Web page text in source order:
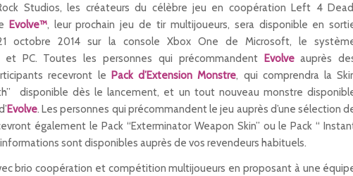
Studios, les créateurs du célèbre jeu en coopérationLeft 4 Dead
Evolve™, leur prochain jeu de tir multijoueurs, sera disponible en
octobre 2014 sur la console Xbox One de Microsoft, le
et PC. Toutes les personnes qui précommandent Evolveauprès
recevront le Pack d’Extension Monstre, qui comprendra la
disponible dès le lancement, et un tout nouveau monstre
Evolve. Les personnes qui précommandent le jeu auprès d’une sélection
également le Pack “Exterminator Weapon Skin” ou le Pack “
sont disponibles auprès de vos revendeurs habituels.
brio coopération et compétition multijoueurs en proposant à une